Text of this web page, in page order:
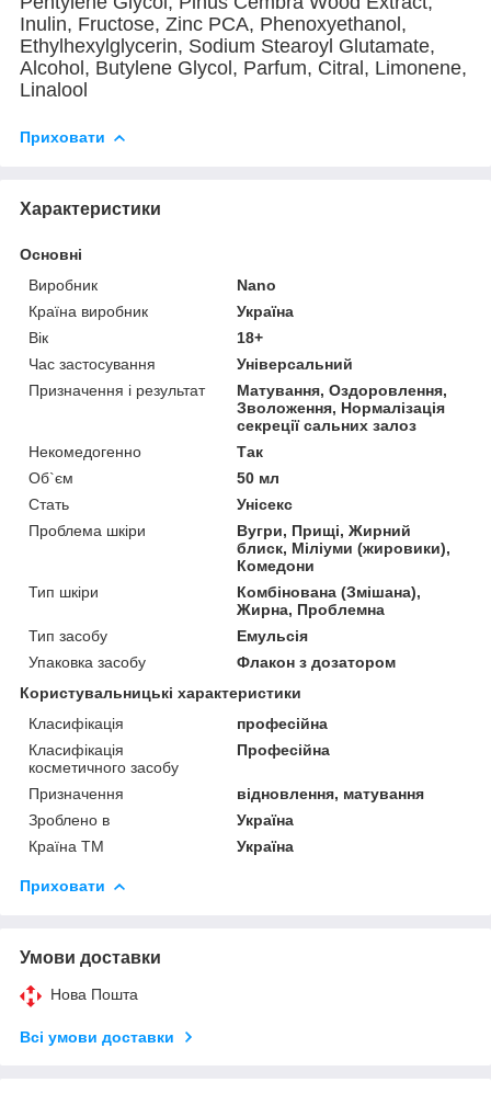
Inulin, Fructose, Zinc PCA, Phenoxyethanol,
Ethylhexylglycerin, Sodium Stearoyl Glutamate,
Alcohol, Butylene Glycol, Parfum, Citral, Limonene,
Linalool
Приховати
Характеристики
Основні
Виробник
Nano
Країна виробник
Україна
Вік
18+
Час застосування
Універсальний
Призначення і результат
Матування, Оздоровлення,
Зволоження, Нормалізація
секреції сальних залоз
Некомедогенно
Так
Об`єм
50 мл
Стать
Унісекс
Проблема шкіри
Вугри, Прищі, Жирний
блиск, Міліуми (жировики),
Комедони
Тип шкіри
Комбінована (Змішана),
Жирна, Проблемна
Тип засобу
Емульсія
Упаковка засобу
Флакон з дозатором
Користувальницькі характеристики
Класифікація
професійна
Класифікація
косметичного засобу
Професійна
Призначення
відновлення, матування
Зроблено в
Україна
Країна ТМ
Україна
Приховати
Умови доставки
Нова Пошта
Всі умови доставки